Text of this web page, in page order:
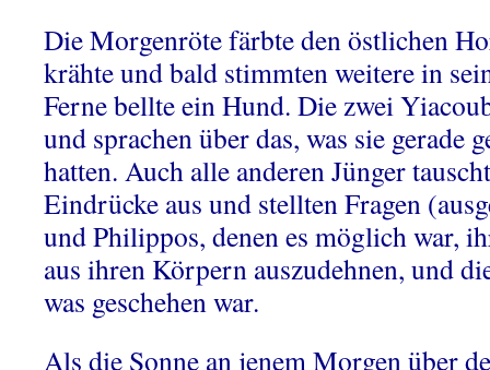
Die Morgenröte färbte den östlichen
krähte und bald stimmten weitere in
Ferne bellte ein Hund. Die zwei
und sprachen über das, was sie gerade
hatten. Auch alle anderen Jünger
Eindrücke aus und stellten Fragen
und Philippos, denen es möglich war,
aus ihren Körpern auszudehnen, und
was geschehen war.
Als die Sonne an jenem Morgen über